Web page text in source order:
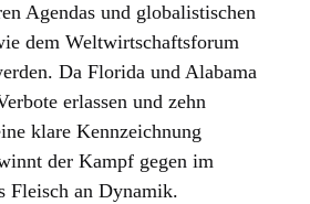
Agendas und globalistischen
dem Weltwirtschaftsforum
Da Florida und Alabama
erlassen und zehn
klare Kennzeichnung
der Kampf gegen im
Fleisch an Dynamik.